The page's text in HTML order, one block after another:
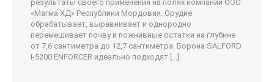
результаты своего применения на полях компании ООО
«Магма ХД» Республики Мордовия. Орудие
обрабатывает, выравнивает и однородно
перемешивает почву и пожнивные остатки на глубине
от 7,6 сантиметра до 12,7 сантиметра. Борона SALFORD
I-5200 ENFORCER идеально подходят […]